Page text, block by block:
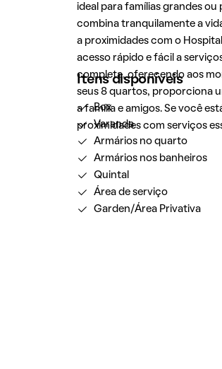
ideal para famílias grandes
combina tranquilamente a
a proximidades com o
acesso rápido e fácil a
completa, oferecendo aos
seus 8 quartos, proporciona
a família e amigos. Se você
proximidades com serviços
Itens disponíveis
Box
Varanda
Armários no quarto
Armários nos banheiros
Quintal
Área de serviço
Garden/Área Privativa